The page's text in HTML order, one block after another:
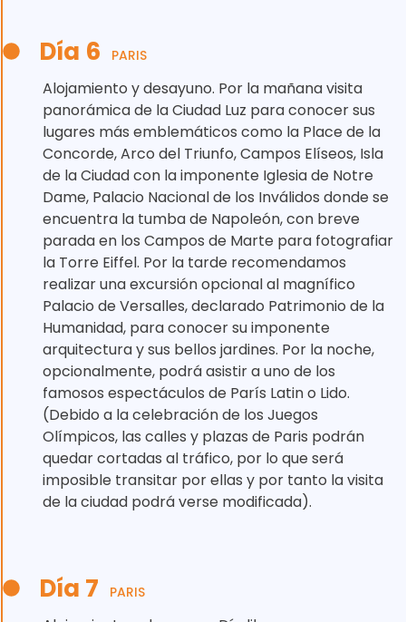
Día 6 PARIS
Alojamiento y desayuno. Por la mañana visita
panorámica de la Ciudad Luz para conocer sus
lugares más emblemáticos como la Place de la
Concorde, Arco del Triunfo, Campos Elíseos, Isla
de la Ciudad con la imponente Iglesia de Notre
Dame, Palacio Nacional de los Inválidos donde se
encuentra la tumba de Napoleón, con breve
parada en los Campos de Marte para fotografiar
la Torre Eiffel. Por la tarde recomendamos
realizar una excursión opcional al magnífico
Palacio de Versalles, declarado Patrimonio de la
Humanidad, para conocer su imponente
arquitectura y sus bellos jardines. Por la noche,
opcionalmente, podrá asistir a uno de los
famosos espectáculos de París Latin o Lido.
(Debido a la celebración de los Juegos
Olímpicos, las calles y plazas de Paris podrán
quedar cortadas al tráfico, por lo que será
imposible transitar por ellas y por tanto la visita
de la ciudad podrá verse modificada).
Día 7 PARIS